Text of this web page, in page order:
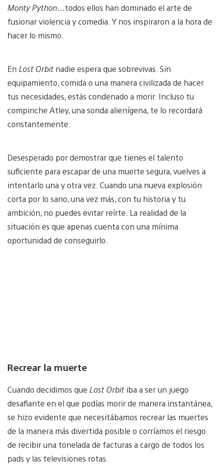
Monty Python…todos ellos han dominado el arte de
fusionar violencia y comedia. Y nos inspiraron a la hora de
hacer lo mismo.
En Lost Orbit nadie espera que sobrevivas. Sin
equipamiento, comida o una manera civilizada de hacer
tus necesidades, estás condenado a morir. Incluso tu
compinche Atley, una sonda alienígena, te lo recordará
constantemente.
Desesperado por demostrar que tienes el talento
suficiente para escapar de una muerte segura, vuelves a
intentarlo una y otra vez. Cuando una nueva explosión
corta por lo sano, una vez más, con tu historia y tu
ambición, no puedes evitar reírte. La realidad de la
situación es que apenas cuenta con una mínima
oportunidad de conseguirlo.
Recrear la muerte
Cuando decidimos que Lost Orbit iba a ser un juego
desafiante en el que podías morir de manera instantánea,
se hizo evidente que necesitábamos recrear las muertes
de la manera más divertida posible o corríamos el riesgo
de recibir una tonelada de facturas a cargo de todos los
pads y las televisiones rotas.